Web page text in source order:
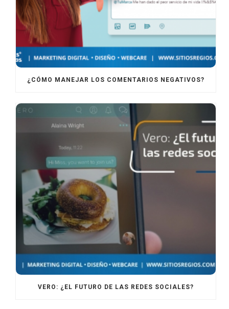
¿CÓMO MANEJAR LOS COMENTARIOS NEGATIVOS?
VERO: ¿EL FUTURO DE LAS REDES SOCIALES?